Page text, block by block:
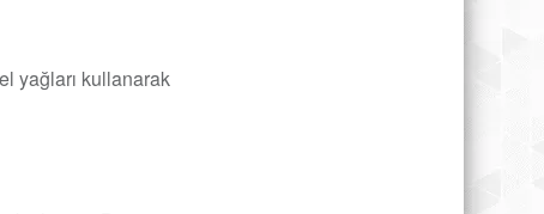
yağları kullanarak